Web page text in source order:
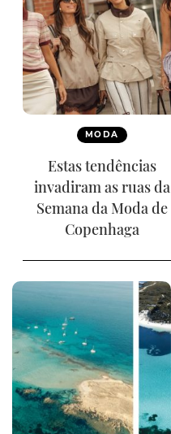
MODA
Estas tendências
invadiram as ruas da
Semana da Moda de
Copenhaga